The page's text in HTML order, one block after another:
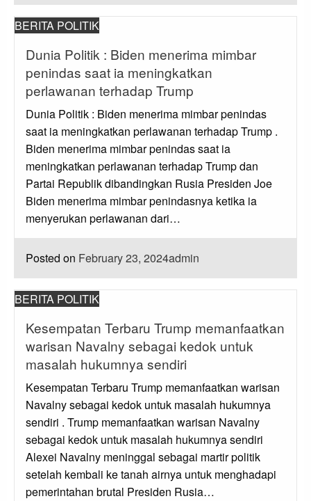
BERITA POLITIK
Dunia Politik : Biden menerima mimbar
penindas saat ia meningkatkan
perlawanan terhadap Trump
Dunia Politik : Biden menerima mimbar penindas
saat ia meningkatkan perlawanan terhadap Trump .
Biden menerima mimbar penindas saat ia
meningkatkan perlawanan terhadap Trump dan
Partai Republik dibandingkan Rusia Presiden Joe
Biden menerima mimbar penindasnya ketika ia
menyerukan perlawanan dari…
Posted on February 23, 2024admin
BERITA POLITIK
Kesempatan Terbaru Trump memanfaatkan
warisan Navalny sebagai kedok untuk
masalah hukumnya sendiri
Kesempatan Terbaru Trump memanfaatkan warisan
Navalny sebagai kedok untuk masalah hukumnya
sendiri . Trump memanfaatkan warisan Navalny
sebagai kedok untuk masalah hukumnya sendiri
Alexei Navalny meninggal sebagai martir politik
setelah kembali ke tanah airnya untuk menghadapi
pemerintahan brutal Presiden Rusia…